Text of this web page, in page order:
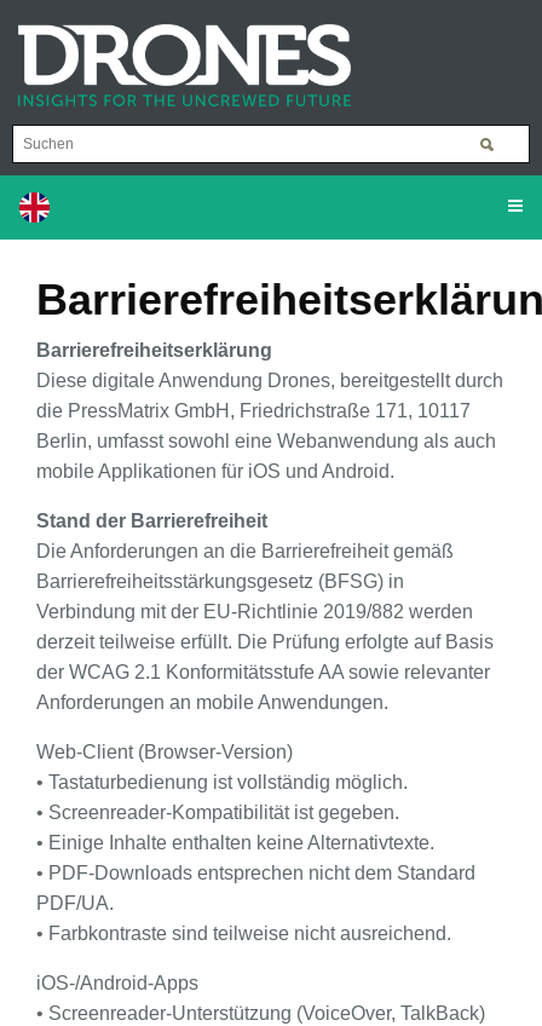
Barrierefreiheitserklärung
Diese digitale Anwendung Drones, bereitgestellt durch
die PressMatrix GmbH, Friedrichstraße 171, 10117
Berlin, umfasst sowohl eine Webanwendung als auch
mobile Applikationen für iOS und Android.
Stand der Barrierefreiheit
Die Anforderungen an die Barrierefreiheit gemäß
Barrierefreiheitsstärkungsgesetz (BFSG) in
Verbindung mit der EU-Richtlinie 2019/882 werden
derzeit teilweise erfüllt. Die Prüfung erfolgte auf Basis
der WCAG 2.1 Konformitätsstufe AA sowie relevanter
Anforderungen an mobile Anwendungen.
Web-Client (Browser-Version)
• Tastaturbedienung ist vollständig möglich.
• Screenreader-Kompatibilität ist gegeben.
• Einige Inhalte enthalten keine Alternativtexte.
• PDF-Downloads entsprechen nicht dem Standard
PDF/UA.
• Farbkontraste sind teilweise nicht ausreichend.
iOS-/Android-Apps
• Screenreader-Unterstützung (VoiceOver, TalkBack)